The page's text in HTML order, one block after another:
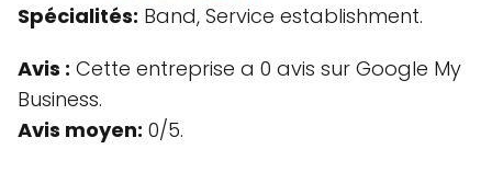
Spécialités: Band, Service establishment.
Avis : Cette entreprise a 0 avis sur Google My
Business.
Avis moyen: 0/5.